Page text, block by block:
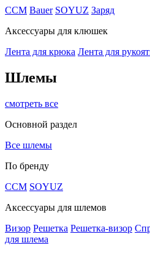
CCM Bauer SOYUZ Заряд
Аксессуары для клюшек
Лента для крюка Лента для
Шлемы
смотреть все
Основной раздел
Все шлемы
По бренду
CCM SOYUZ
Аксессуары для шлемов
Визор Решетка Решетка-визор
для шлема